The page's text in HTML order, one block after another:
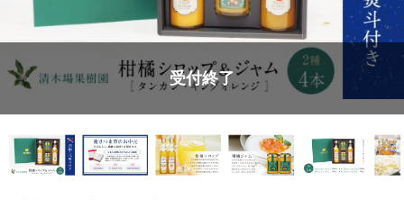
受付終了